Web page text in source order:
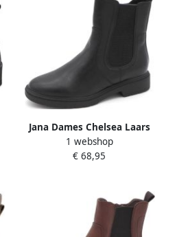
Jana Dames Chelsea Laars
25361-001 Zwart Wijdte H
1 webshop
€ 68,95